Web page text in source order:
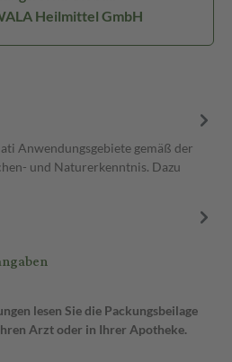
Heilmittel GmbH
Anwendungsgebiete gemäß der
und Naturerkenntnis. Dazu
lesen Sie die Packungsbeilage
Arzt oder in Ihrer Apotheke.